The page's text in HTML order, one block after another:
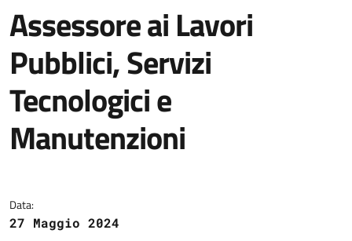
Assessore ai Lavori
Pubblici, Servizi
Tecnologici e
Manutenzioni
Data:
27 Maggio 2024